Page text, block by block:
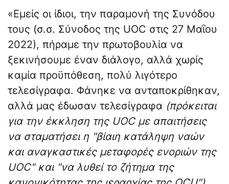
«Εμείς οι ίδιοι, την παραμονή της Συνόδου
τους (σ.σ. Σύνοδος της UOC στις 27 Μαΐου
2022), πήραμε την πρωτοβουλία να
ξεκινήσουμε έναν διάλογο, αλλά χωρίς
καμία προϋπόθεση, πολύ λιγότερο
τελεσίγραφα. Φάνηκε να ανταποκρίθηκαν,
αλλά μας έδωσαν τελεσίγραφα (πρόκειται
για την έκκληση της UOC με απαιτήσεις
να σταματήσει η "βίαιη κατάληψη ναών
και αναγκαστικές μεταφορές ενοριών της
UOC" και "να λυθεί το ζήτημα της